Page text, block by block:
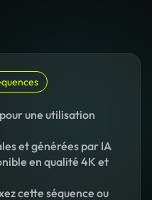
une utilisation
et générées par IA
en qualité 4K et
cette séquence ou